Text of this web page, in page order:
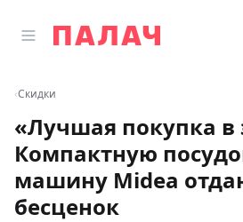
Открыть главное меню
Палач
‹Скидки
«Лучшая покупка в
Компактную
машину Midea
бесценок